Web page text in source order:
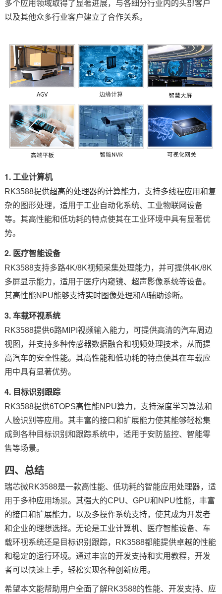
多个应用领域取得了显著进展，与各细分行业内的头部客户
以及其他众多行业客户建立了合作关系。
1. 工业计算机
RK3588提供超高的处理器的计算能力，支持多线程应用和复
杂的图形处理，适用于工业自动化系统、 工业物联网设备
等。其高性能和低功耗的特点使其在工业环境中具有显著优
势。
2. 医疗智能设备
RK3588支持多路4K/8K视频采集处理能力，并可提供4K/8K
多屏显示能力，适用于医疗内窥镜、超声影像系统等设备。
其高性能NPU能够支持实时图像处理和AI辅助诊断。
3. 车载环视系统
RK3588提供6路MIPI视频输入能力，可提供高清的汽车周边
视图，并支持多种传感器数据融合和视频处理技术，从而提
高汽车的安全性能。其高性能和低功耗的特点使其在车载应
用中具有显著优势。
4. 目标识别跟踪
RK3588提供6TOPS高性能NPU算力，支持深度学习算法和
人脸识别 等应用。其丰富的接口和扩展能力使其能够轻松集
成到各种目标识别和跟踪系统中，适用于安防监控、 智能零
售等场景。
四、总结
瑞芯微RK3588是一款高性能、低功耗的智能应用处理器，适
用于多种应用场景。其强大的CPU、GPU和NPU性能，丰富
的接口和扩展能力，以及多操作系统支持，使其成为开发者
和企业的理想选择。无论是工业计算机、医疗智能设备、车
载环视系统还是目标识别跟踪，RK3588都能提供卓越的性能
和稳定的运行环境。通过丰富的开发支持和实用教程，开发
者可以快速上手，轻松实现各种创新应用。
希望本文能帮助用户全面了解RK3588的性能、开发支持、应